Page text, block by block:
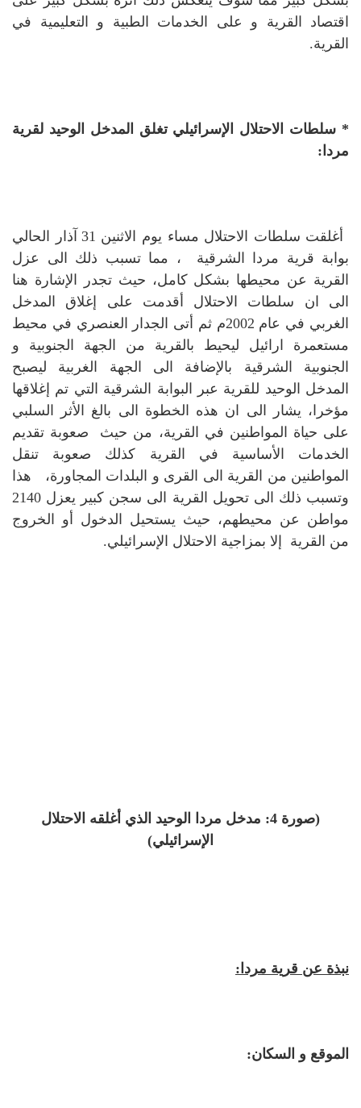
اقتصاد القرية و على الخدمات الطبية و التعليمية في
القرية.
* سلطات الاحتلال الإسرائيلي تغلق المدخل الوحيد لقرية
مردا:
أغلقت سلطات الاحتلال مساء يوم الاثنين 31 آذار الحالي
بوابة قرية مردا الشرقية ، مما تسبب ذلك الى عزل
القرية عن محيطها بشكل كامل، حيث تجدر الإشارة هنا
الى ان سلطات الاحتلال أقدمت على إغلاق المدخل
الغربي في عام 2002م ثم أتى الجدار العنصري في محيط
مستعمرة ارائيل ليحيط بالقرية من الجهة الجنوبية و
الجنوبية الشرقية بالإضافة الى الجهة الغربية ليصبح
المدخل الوحيد للقرية عبر البوابة الشرقية التي تم إغلاقها
مؤخرا، يشار الى ان هذه الخطوة الى بالغ الأثر السلبي
على حياة المواطنين في القرية، من حيث صعوبة تقديم
الخدمات الأساسية في القرية كذلك صعوبة تنقل
المواطنين من القرية الى القرى و البلدات المجاورة، هذا
وتسبب ذلك الى تحويل القرية الى سجن كبير يعزل 2140
مواطن عن محيطهم، حيث يستحيل الدخول أو الخروج
من القرية إلا بمزاجية الاحتلال الإسرائيلي.
(صورة 4: مدخل مردا الوحيد الذي أغلقه الاحتلال
الإسرائيلي)
نبذة عن قرية مردا:
الموقع و السكان: